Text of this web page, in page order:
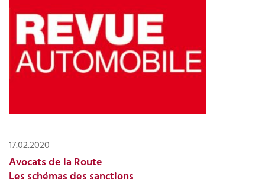
17.02.2020
Avocats de la Route
Les schémas des sanctions